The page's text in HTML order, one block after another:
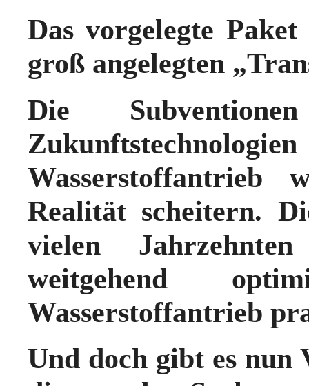
Das vorgelegte
groß angelegten
Die
Wasserstoffantrieb
Realität scheitern.
vielen
weitgehend
Wasserstoffantrieb
Und doch gibt es